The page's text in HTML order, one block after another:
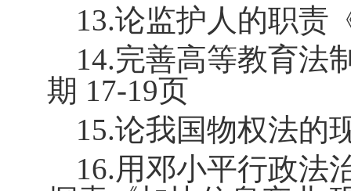
13.论监护人的职责
14.完善高等教育法
期 17-19页
15.论我国物权法的
16.用邓小平行政法